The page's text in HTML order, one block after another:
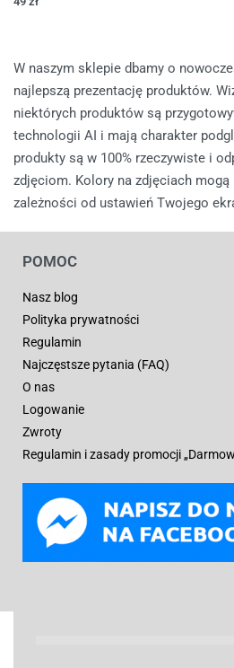
W naszym sklepie dbamy o
najlepszą prezentację produktów.
niektórych produktów są
technologii AI i mają charakter
produkty są w 100% rzeczywiste i
zdjęciom. Kolory na zdjęciach
zależności od ustawień Twojego
POMOC
Nasz blog
Polityka prywatności
Regulamin
Najczęstsze pytania (FAQ)
O nas
Logowanie
Zwroty
Regulamin i zasady promocji